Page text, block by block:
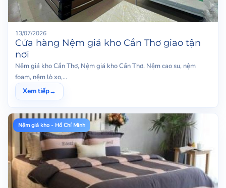
13/07/2026
Cửa hàng Nệm giá kho Cần Thơ giao tận
nơi
Nệm giá kho Cần Thơ, Nệm giá kho Cần Thơ. Nệm cao su, nệm
foam, nệm lò xo,...
Xem tiếp→
Nệm giá kho - Hồ Chí Minh